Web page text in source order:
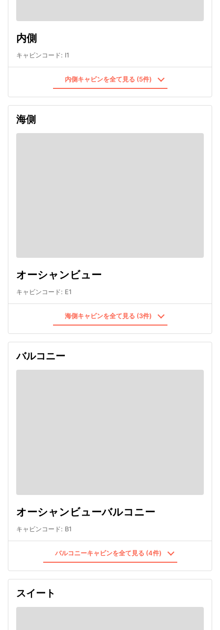
内側
キャビンコード: I1
内側キャビンを全て見る (5件)
海側
オーシャンビュー
キャビンコード: E1
海側キャビンを全て見る (3件)
バルコニー
オーシャンビューバルコニー
キャビンコード: B1
バルコニーキャビンを全て見る (4件)
スイート